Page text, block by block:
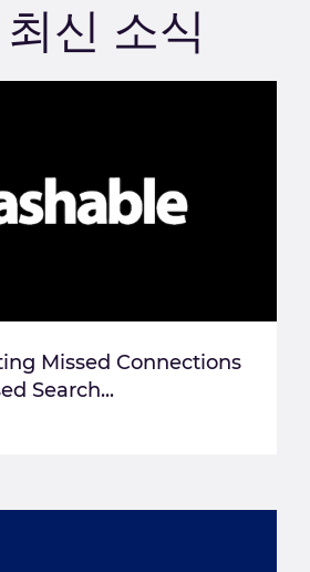
신 소식
Missed Connections
Search...